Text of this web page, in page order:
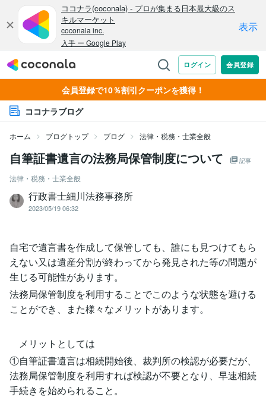
会員登録で10％割引クーポンを獲得！
ココナラブログ
ホーム ブログトップ ブログ 法律・税務・士業全般
自筆証書遺言の法務局保管制度について 記事
法律・税務・士業全般
行政書士細川法務事務所
2023/05/19 06:32
自宅で遺言書を作成して保管しても、誰にも見つけてもら
えない又は遺産分割が終わってから発見された等の問題が
生じる可能性があります。
法務局保管制度を利用することでこのような状態を避ける
ことができ、また様々なメリットがあります。
メリットとしては
①自筆証書遺言は相続開始後、裁判所の検認が必要だが、
法務局保管制度を利用すれば検認が不要となり、早速相続
手続きを始められること。